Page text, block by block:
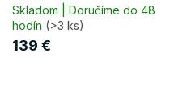
Skladom | Doručíme do 48
hodín (>3 ks)
139 €